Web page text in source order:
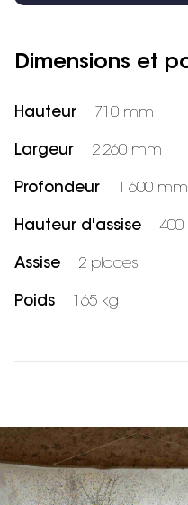
Dimensions et
Hauteur 710 mm
Largeur 2 260 mm
Profondeur 1 600 mm
Hauteur d'assise
Assise 2 places
Poids 165 kg